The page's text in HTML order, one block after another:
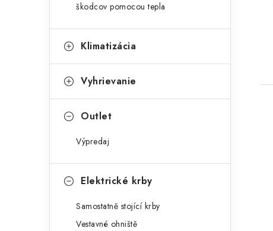
škodcov pomocou tepla
Klimatizácia
Vyhrievanie
Outlet
Výpredaj
Elektrické krby
Samostatně stojící krby
Vestavné ohniště